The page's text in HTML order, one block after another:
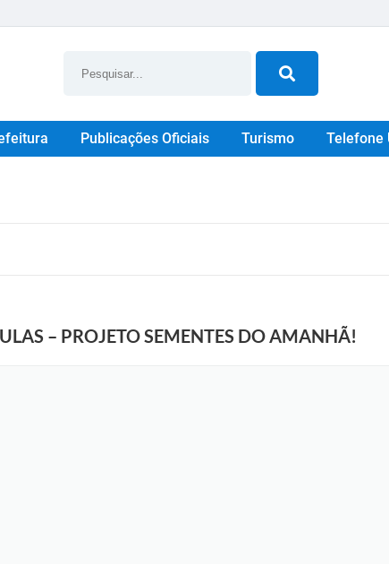
Publicações Oficiais Turismo Telefone
– PROJETO SEMENTES DO AMANHÃ!